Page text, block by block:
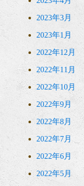
2023年3月
2023年1月
2022年12月
2022年11月
2022年10月
2022年9月
2022年8月
2022年7月
2022年6月
2022年5月